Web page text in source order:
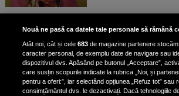
Scene incredibile!
pus mâna pe
fotografiat al
a aruncat la
poliție. Nu mai
Nouă ne pasă ca datele tale personale să rămână
Atât noi, cât și cele683 de magazine partenere
caracter personal, de exemplu date de navigare sau
dispozitivul dvs. Apăsând pe butonul „Acceptare”,
care susțin scopurile indicate la rubrica „Noi, și
pentru a oferi:”, iar selectând opțiunea „Refuz tot” sau
consimțământul dvs. le dezactivați. Dacă tehnologiile